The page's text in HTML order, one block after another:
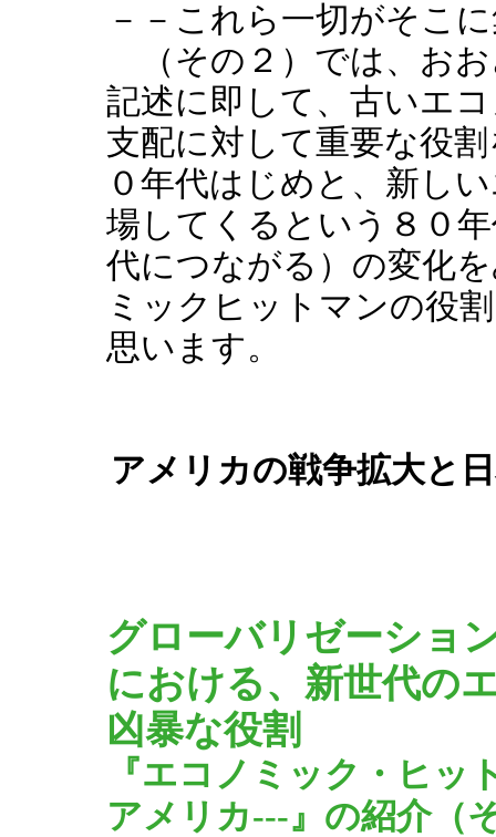
－－これら一切がそこ
（その２）では、お
記述に即して、古いエ
支配に対して重要な役
０年代はじめと、新し
場してくるという８０
代につながる）の変化
ミックヒットマンの役
思います。
アメリカの戦争拡大と
グローバリゼーショ
における、新世代の
凶暴な役割
『エコノミック・ヒッ
アメリカ---』の紹介（